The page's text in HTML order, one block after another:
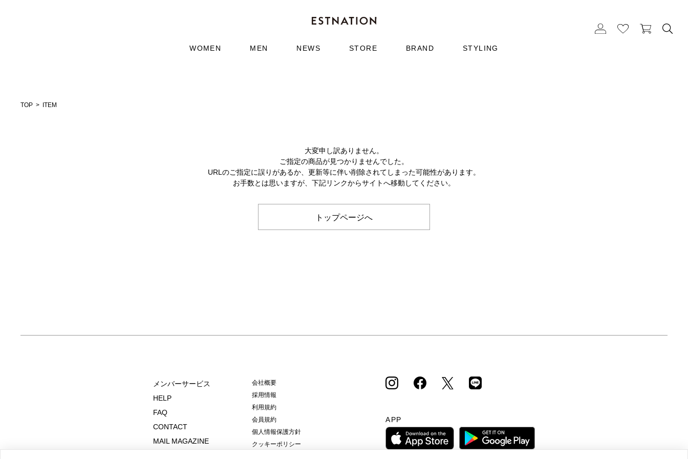
WOMEN MEN NEWS STORE BRAND STYLING
TOP ITEM
大変申し訳ありません。
ご指定の商品が見つかりませんでした。
URLのご指定に誤りがあるか、更新等に伴い削除されてしまった可能性があります。
お手数とは思いますが、下記リンクからサイトへ移動してください。
トップページへ
メンバーサービス
HELP
FAQ
CONTACT
MAIL MAGAZINE
会社概要
採用情報
利用規約
会員規約
個人情報保護方針
クッキーポリシー
APP